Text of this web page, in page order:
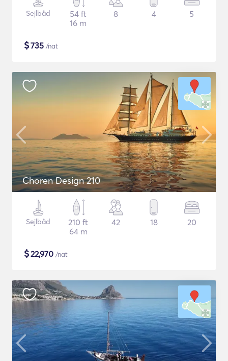
Sejlbåd
54 ft
16 m
8 4 5
$735 /nat
Choren Design 210
Sejlbåd
210 ft
64 m
42 18 20
$22,970 /nat